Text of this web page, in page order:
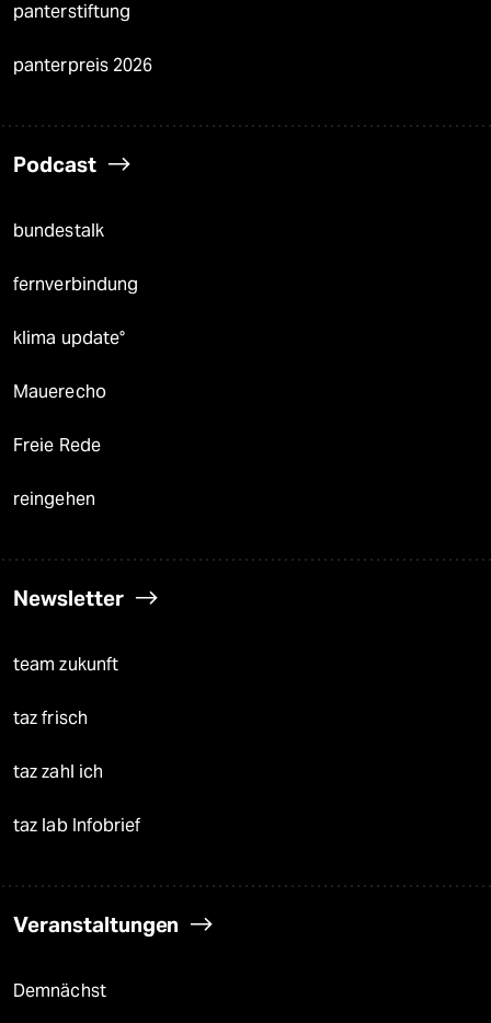
panterstiftung
panterpreis 2026
Podcast
bundestalk
fernverbindung
klima update°
Mauerecho
Freie Rede
reingehen
Newsletter
team zukunft
taz frisch
taz zahl ich
taz lab Infobrief
Veranstaltungen
Demnächst